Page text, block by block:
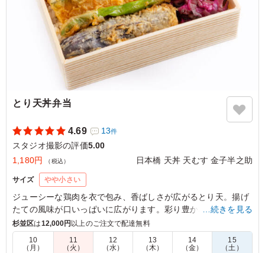
ご利用シーン：ロケ・撮影›スタジオ撮影
東京都渋谷区笹塚2026/06/24
とり天丼弁当
4.69 13件
スタジオ撮影の評価5.00
1,180円
（税込） 日本橋 天丼 天むす 金子半之助
サイズ やや小さい
ジューシーな鶏肉を衣で包み、香ばしさが広がるとり天。揚げ
たての風味が口いっぱいに広がります。彩り豊かな野菜たちが
絶妙なバランスを生み出し、どんなシーンでも楽しめる一品で
す。
…続きを見る
杉並区は12,000円 以上のご注文で配達無料
10
（月）
11
（火）
12
（水）
13
（木）
14
（金）
15
（土）